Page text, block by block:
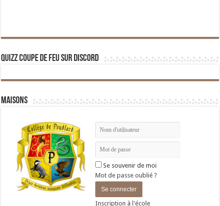
Quizz Coupe de Feu sur Discord
Maisons
Se souvenir de moi
Mot de passe oublié ?
Inscription à l'école